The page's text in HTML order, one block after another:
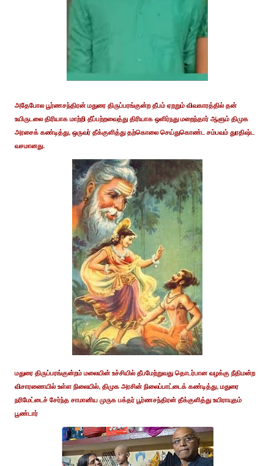
அதேபோல பூர்ணசந்திரன் மதுரை திருப்பரங்குன்ற தீபம் ஏறறும் விவகாரத்தில் தன்
உயிருடலை திரியாக மாற்றி தீப்பற்றவைத்து திரியாக ஒளிர்நது மறைந்தார் ஆளும் திமுக
அரசைக் கண்டித்து, ஒருவர் தீக்குளித்து தற்கொலை செய்துகொண்ட சம்பவம் துரதிஷ்ட
வசமானது.
மதுரை திருப்பரங்குன்றம் மலையின் உச்சியில் தீபமேற்றுவது தொடர்பான வழக்கு நீதிமன்ற
விசாரணையில் உள்ள நிலையில், திமுக அரசின் நிலைப்பாட்டைக் கண்டித்து, மதுரை
நரிமேட்டைச் சேர்ந்த சாமானிய முருக பக்தர் பூர்ணசந்திரன் தீக்குளித்து உயிராயுதம்
பூண்டார்